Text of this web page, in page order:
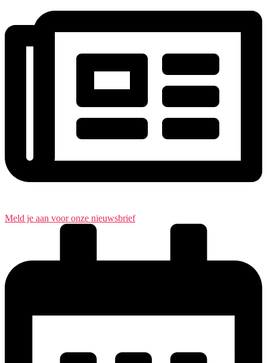
Meld je aan voor onze nieuwsbrief